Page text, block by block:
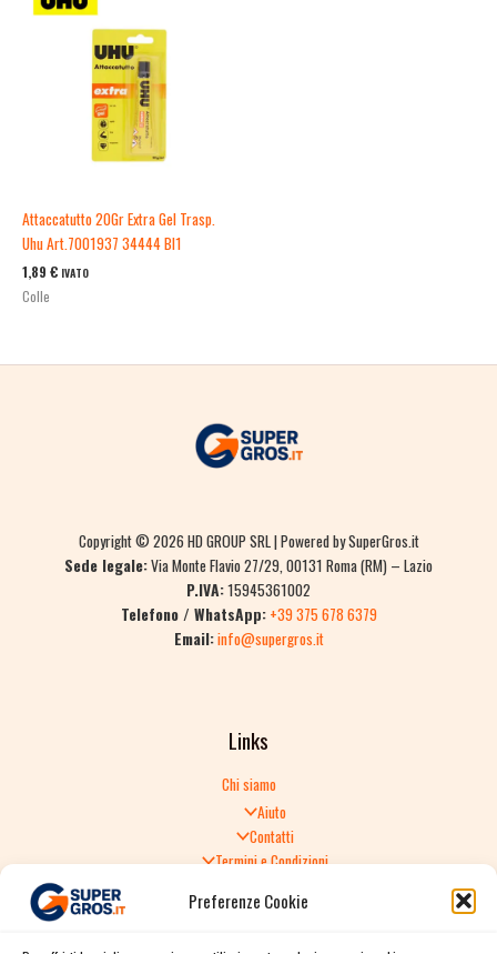
Preferenze Cookie
Attaccatutto 20Gr Extra Gel Trasp.
Uhu Art.7001937 34444 Bl1
1,89 € IVATO
Colle
Copyright © 2026 HD GROUP SRL | Powered by SuperGros.it
Sede legale:Via Monte Flavio 27/29, 00131 Roma (RM) – Lazio
P.IVA:15945361002
Telefono / WhatsApp: +39 375 678 6379
Email:info@supergros.it
Links
Chi siamo
Aiuto
Contatti
Termini e Condizioni
Politica di Reso